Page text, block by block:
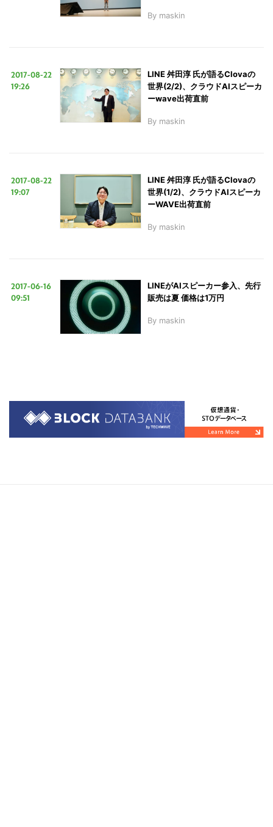
By maskin
2017-08-22
19:26
LINE 舛田淳 氏が語るClovaの
世界(2/2)、クラウドAIスピーカ
ーwave出荷直前
By maskin
2017-08-22
19:07
LINE 舛田淳 氏が語るClovaの
世界(1/2)、クラウドAIスピーカ
ーWAVE出荷直前
By maskin
2017-06-16
09:51
LINEがAIスピーカー参入、先行
販売は夏 価格は1万円
By maskin